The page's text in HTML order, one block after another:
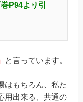
P94より引
と言っています。
はもちろん、私た
用出来る、共通の